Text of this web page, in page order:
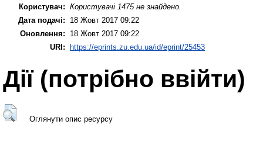
Користувач: Користувачі 1475 не знайдено.
Дата подачі:
18 Жовт 2017 09:22
Оновлення:
18 Жовт 2017 09:22
URI: https://eprints.zu.edu.ua/id/eprint/25453
Дії ​​(потрібно ввійти)
Оглянути опис ресурсу